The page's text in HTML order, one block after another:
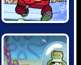
THE GREAT
SNAIL RACE